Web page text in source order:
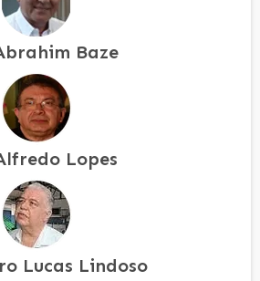
Baze
Lopes
Lucas Lindoso